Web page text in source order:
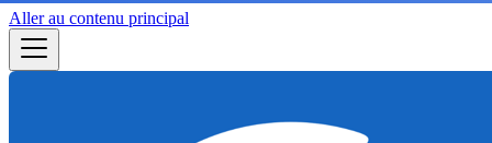
Aller au contenu principal